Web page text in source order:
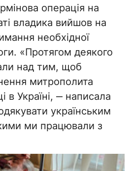
операція на
владика вийшов на
необхідної
«Протягом деякого
над тим, щоб
митрополита
в Україні, ‒ написала
українським
ми працювали з